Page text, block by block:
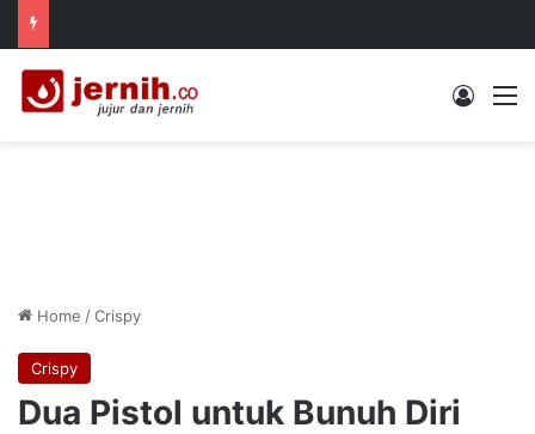
Log In
Home /Crispy
Crispy
Dua Pistol untuk Bunuh Diri